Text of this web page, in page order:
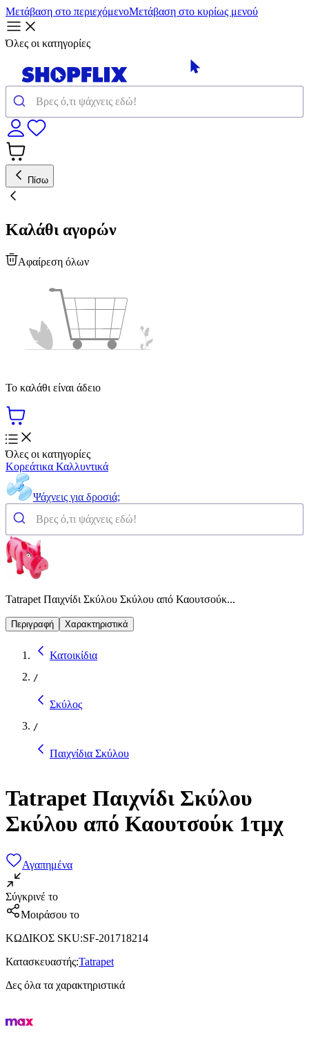
Μετάβαση στο περιεχόμενοΜετάβαση στο κυρίως μενού
Όλες οι κατηγορίες
Πίσω
Καλάθι αγορών
Αφαίρεση όλων
Το καλάθι είναι άδειο
Όλες οι κατηγορίες
Κορεάτικα Καλλυντικά
Ψάχνεις για δροσιά;
Tatrapet Παιχνίδι Σκύλου Σκύλου από Καουτσούκ...
Περιγραφή Χαρακτηριστικά
Κατοικίδια
/
Σκύλος
/
Παιχνίδια Σκύλου
Tatrapet Παιχνίδι Σκύλου
Σκύλου από Καουτσούκ 1τμχ
Αγαπημένα
Σύγκρινέ το
Μοιράσου το
ΚΩΔΙΚΟΣ SKU:SF-201718214
Κατασκευαστής:Tatrapet
Δες όλα τα χαρακτηριστικά